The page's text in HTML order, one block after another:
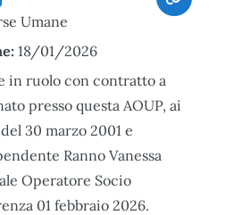
Umane
18/01/2026
in ruolo con contratto a
presso questa AOUP, ai
30 marzo 2001 e
Ranno Vanessa
Operatore Socio
01 febbraio 2026.